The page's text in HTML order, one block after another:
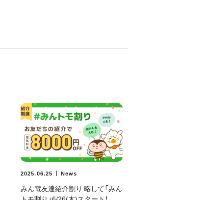
2025.06.25 News
みん電友達紹介割り 略して「みん